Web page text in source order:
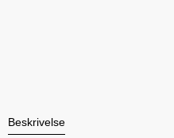
Beskrivelse